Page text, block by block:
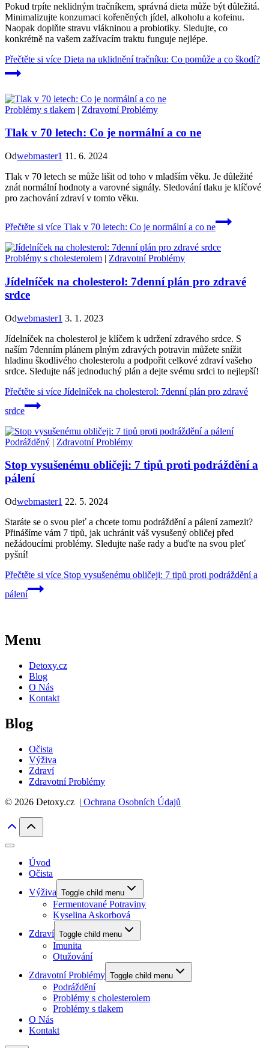
Pokud trpíte neklidným tračníkem, správná dieta může být důležitá.
Minimalizujte konzumaci kořeněných jídel, alkoholu a kofeinu.
Naopak doplňte stravu vlákninou a probiotiky. Sledujte, co
konkrétně na vašem zažívacím traktu funguje nejlépe.
Přečtěte si více Dieta na uklidnění tračníku: Co pomůže a co škodí?
Problémy s tlakem | Zdravotní Problémy
Tlak v 70 letech: Co je normální a co ne
Odwebmaster1 11. 6. 2024
Tlak v 70 letech se může lišit od toho v mladším věku. Je důležité
znát normální hodnoty a varovné signály. Sledování tlaku je klíčové
pro zachování zdraví v tomto věku.
Přečtěte si více Tlak v 70 letech: Co je normální a co ne
Problémy s cholesterolem | Zdravotní Problémy
Jídelníček na cholesterol: 7denní plán pro zdravé
srdce
Odwebmaster1 3. 1. 2023
Jídelníček na cholesterol je klíčem k udržení zdravého srdce. S
naším 7denním plánem plným zdravých potravin můžete snížit
hladinu škodlivého cholesterolu a podpořit celkové zdraví vašeho
srdce. Sledujte náš jednoduchý plán a dejte svému srdci to nejlepší!
Přečtěte si více Jídelníček na cholesterol: 7denní plán pro zdravé
srdce
Podrážděný | Zdravotní Problémy
Stop vysušenému obličeji: 7 tipů proti podráždění a
pálení
Odwebmaster1 22. 5. 2024
Staráte se o svou pleť a chcete tomu podráždění a pálení zamezit?
Přinášíme vám 7 tipů, jak uchránit váš vysušený obličej před
nežádoucími problémy. Sledujte naše rady a buďte na svou pleť
pyšní!
Přečtěte si více Stop vysušenému obličeji: 7 tipů proti podráždění a
pálení
Menu
Detoxy.cz
Blog
O Nás
Kontakt
Blog
Očista
Výživa
Zdraví
Zdravotní Problémy
© 2026 Detoxy.cz | Ochrana Osobních Údajů
Úvod
Očista
Výživa Toggle child menu
Fermentované Potraviny
Kyselina Askorbová
Zdraví Toggle child menu
Imunita
Otužování
Zdravotní Problémy Toggle child menu
Podráždění
Problémy s cholesterolem
Problémy s tlakem
O Nás
Kontakt